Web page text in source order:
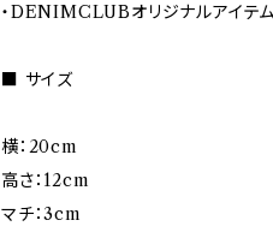
・DENIMCLUBオリジナルアイテム
■ サイズ
横：20cm
高さ：12cm
マチ：3cm